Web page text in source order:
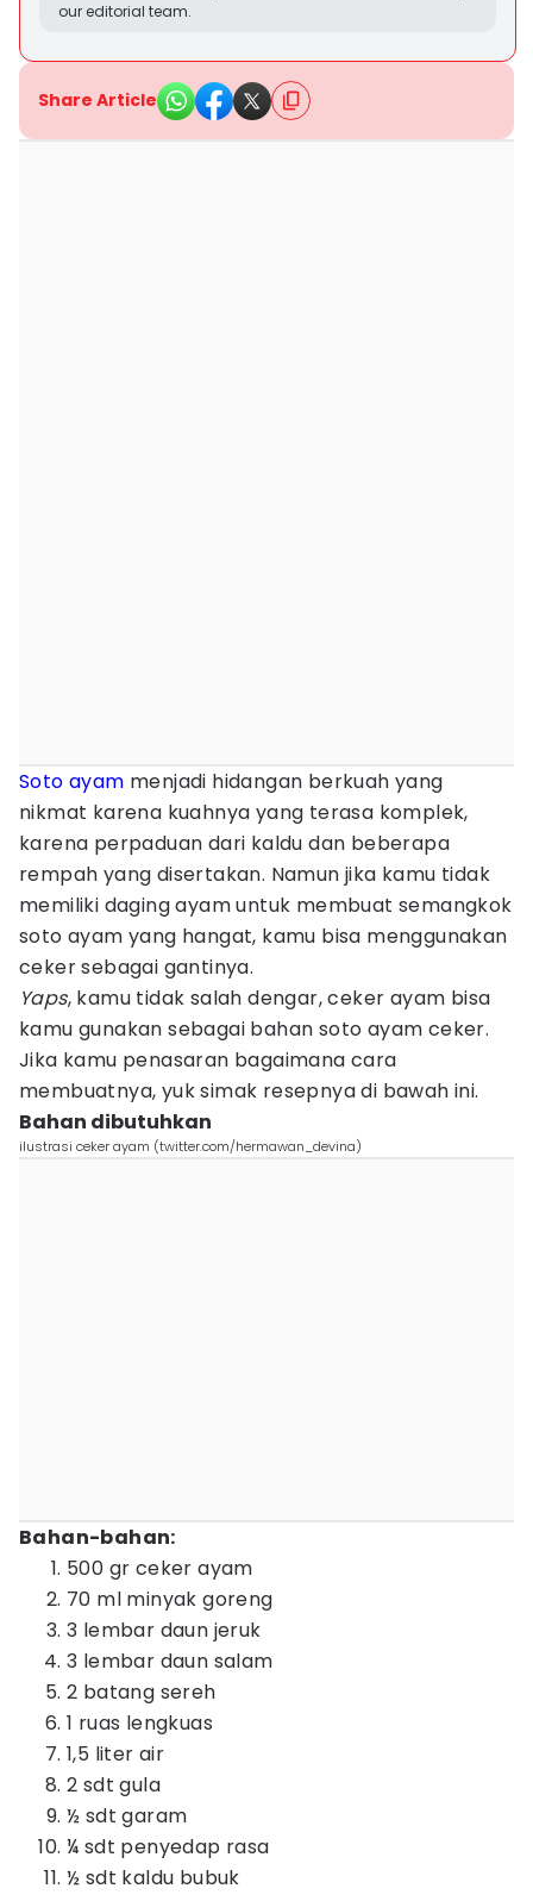
our editorial team.
Share Article
Soto ayam menjadi hidangan berkuah yang
nikmat karena kuahnya yang terasa komplek,
karena perpaduan dari kaldu dan beberapa
rempah yang disertakan. Namun jika kamu tidak
memiliki daging ayam untuk membuat semangkok
soto ayam yang hangat, kamu bisa menggunakan
ceker sebagai gantinya.
Yaps, kamu tidak salah dengar, ceker ayam bisa
kamu gunakan sebagai bahan soto ayam ceker.
Jika kamu penasaran bagaimana cara
membuatnya, yuk simak resepnya di bawah ini.
Bahan dibutuhkan
ilustrasi ceker ayam (twitter.com/hermawan_devina)
Bahan-bahan:
500 gr ceker ayam
70 ml minyak goreng
3 lembar daun jeruk
3 lembar daun salam
2 batang sereh
1 ruas lengkuas
1,5 liter air
2 sdt gula
½ sdt garam
¼ sdt penyedap rasa
½ sdt kaldu bubuk